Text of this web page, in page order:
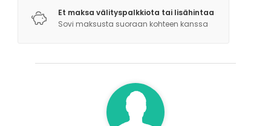
Et maksa välityspalkkiota tai lisähintaa
Sovi maksusta suoraan kohteen kanssa